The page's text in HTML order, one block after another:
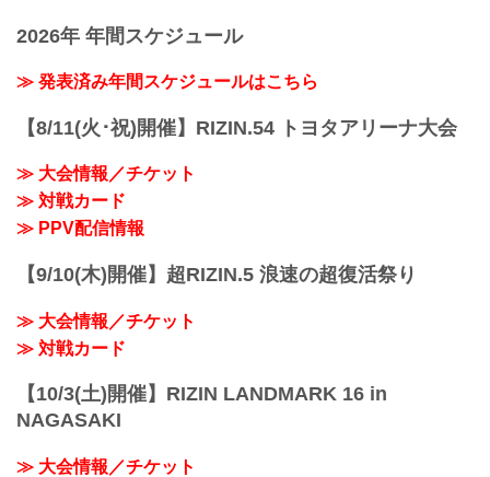
2026年 年間スケジュール
≫ 発表済み年間スケジュールはこちら
【8/11(火･祝)開催】RIZIN.54 トヨタアリーナ大会
≫ 大会情報／チケット
≫ 対戦カード
≫ PPV配信情報
【9/10(木)開催】超RIZIN.5 浪速の超復活祭り
≫ 大会情報／チケット
≫ 対戦カード
【10/3(土)開催】RIZIN LANDMARK 16 in
NAGASAKI
≫ 大会情報／チケット